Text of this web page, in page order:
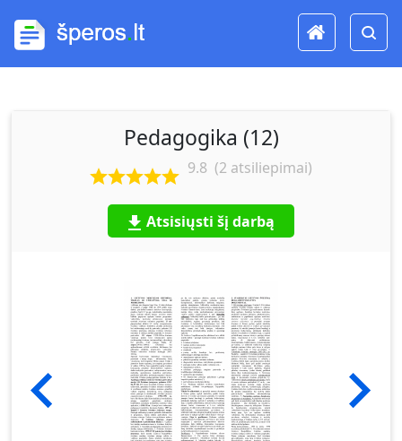
Pedagogika (12)
9.8 (2 atsiliepimai)
Atsisiųsti šį darbą